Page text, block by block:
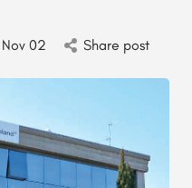
Nov 02 Share post